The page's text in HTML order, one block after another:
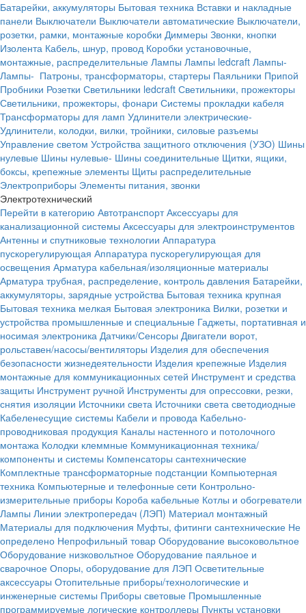
Батарейки, аккумуляторы Бытовая техника Вставки и накладные
панели Выключатели Выключатели автоматические Выключатели,
розетки, рамки, монтажные коробки Диммеры Звонки, кнопки
Изолента Кабель, шнур, провод Коробки установочные,
монтажные, распределительные Лампы Лампы ledcraft Лампы-
Лампы- Патроны, трансформаторы, стартеры Паяльники Припой
Пробники Розетки Светильники ledcraft Светильники, прожекторы
Светильники, прожекторы, фонари Системы прокладки кабеля
Трансформаторы для ламп Удлинители электрические-
Удлинители, колодки, вилки, тройники, силовые разъемы
Управление светом Устройства защитного отключения (УЗО) Шины
нулевые Шины нулевые- Шины соединительные Щитки, ящики,
боксы, крепежные элементы Щиты распределительные
Электроприборы Элементы питания, звонки
Электротехнический
Перейти в категорию Автотранспорт Аксессуары для
канализационной системы Аксессуары для электроинструментов
Антенны и спутниковые технологии Аппаратура
пускорегулирующая Аппаратура пускорегулирующая для
освещения Арматура кабельная/изоляционные материалы
Арматура трубная, распределение, контроль давления Батарейки,
аккумуляторы, зарядные устройства Бытовая техника крупная
Бытовая техника мелкая Бытовая электроника Вилки, розетки и
устройства промышленные и специальные Гаджеты, портативная и
носимая электроника Датчики/Сенсоры Двигатели ворот,
рольставен/насосы/вентиляторы Изделия для обеспечения
безопасности жизнедеятельности Изделия крепежные Изделия
монтажные для коммуникационных сетей Инструмент и средства
защиты Инструмент ручной Инструменты для опрессовки, резки,
снятия изоляции Источники света Источники света светодиодные
Кабеленесущие системы Кабели и провода Кабельно-
проводниковая продукция Каналы настенного и потолочного
монтажа Колодки клеммные Коммуникационная техника/
компоненты и системы Компенсаторы сантехнические
Комплектные трансформаторные подстанции Компьютерная
техника Компьютерные и телефонные сети Контрольно-
измерительные приборы Короба кабельные Котлы и обогреватели
Лампы Линии электропередач (ЛЭП) Материал монтажный
Материалы для подключения Муфты, фитинги сантехнические Не
определено Непрофильный товар Оборудование высоковольтное
Оборудование низковольтное Оборудование паяльное и
сварочное Опоры, оборудование для ЛЭП Осветительные
аксессуары Отопительные приборы/технологические и
инженерные системы Приборы световые Промышленные
программируемые логические контроллеры Пункты установки